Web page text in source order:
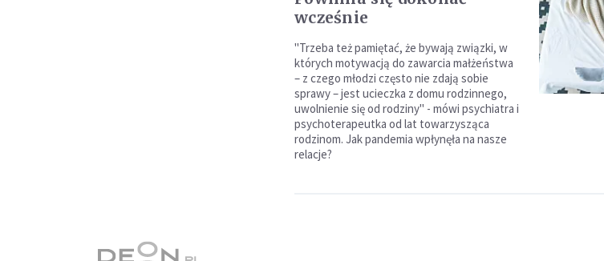
wcześnie
"Trzeba też pamiętać, że bywają związki, w
których motywacją do zawarcia małżeństwa
– z czego młodzi często nie zdają sobie
sprawy – jest ucieczka z domu rodzinnego,
uwolnienie się od rodziny" - mówi psychiatra i
psychoterapeutka od lat towarzysząca
rodzinom. Jak pandemia wpłynęła na nasze
relacje?